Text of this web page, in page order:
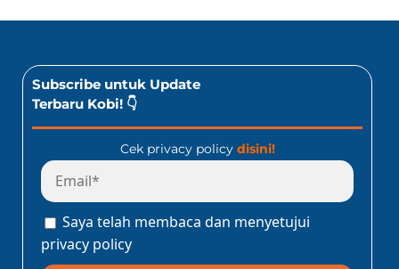
Subscribe untuk Update
Terbaru Kobi! 👇
Cek privacy policy disini!
Saya telah membaca dan menyetujui
privacy policy